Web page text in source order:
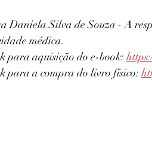
Daniela Silva de Souza - A
médica.
para aquisição do e-book:
para a compra do livro físico: